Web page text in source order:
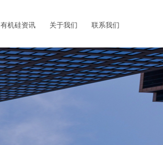
有机硅资讯 关于我们 联系我们